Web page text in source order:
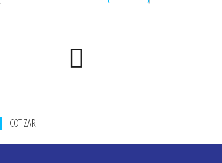
COTIZAR